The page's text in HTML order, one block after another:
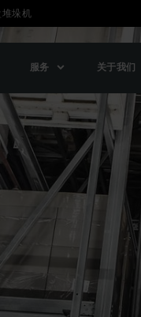
垛机
服务 关于我们